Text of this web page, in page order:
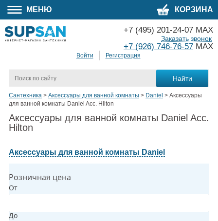
МЕНЮ КОРЗИНА
Войти Регистрация
+7 (495) 201-24-07 MAX
+7 (926) 746-76-57 MAX
Заказать звонок
Сантехника > Аксессуары для ванной комнаты > Daniel > Аксессуары
для ванной комнаты Daniel Acc. Hilton
Аксессуары для ванной комнаты Daniel Acc.
Hilton
Аксессуары для ванной комнаты Daniel
Розничная цена
От
До